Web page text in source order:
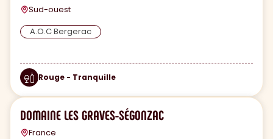
Sud-ouest
A.O.C Bergerac
Rouge - Tranquille
DOMAINE LES GRAVES-SÉGONZAC
France